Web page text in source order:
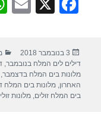
F
e
b
o
X
פורסם
בתאריך
3 בנובמבר 2018
דילים לים המלח בנובמבר,
מלונות בים המלח בדצמבר
האחרון,מלונות בים המלח
בים המלח זולים,מלונות